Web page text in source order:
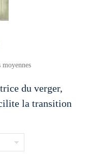
moyennes
du verger,
la transition